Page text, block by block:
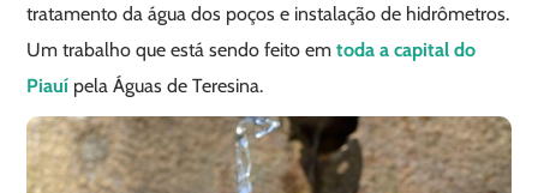
tratamento da água dos poços e instalação de hidrômetros.
Um trabalho que está sendo feito emtoda a capital do
Piauí pela Águas de Teresina.